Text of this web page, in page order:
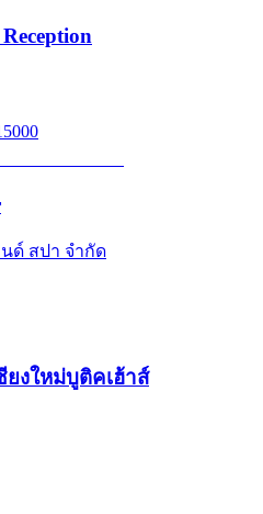
ด์ สปา จำกัด
ยงใหม่บูติคเฮ้าส์